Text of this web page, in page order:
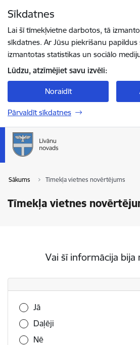
Sīkdatnes
Lai šī tīmekļvietne darbotos, tā
sīkdatnes. Ar Jūsu piekrišanu
izmantotas statistikas un sociālo
Lūdzu, atzīmējiet savu izvēli:
Noraidīt
Pārvaldīt sīkdatnes
Sākums Tīmekļa vietnes novērtējums
Tīmekļa vietnes
Vai šī informācija bija
Vai šī informācija bija noderīga?
Jā
Daļēji
Nē